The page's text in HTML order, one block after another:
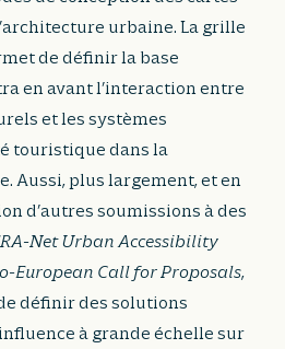
urbaine. La grille
de définir la base
en avant l’interaction entre
et les systèmes
touristique dans la
Aussi, plus largement, et en
d’autres soumissions à des
Net Urban Accessibility
European Call for Proposals,
définir des solutions
à grande échelle sur